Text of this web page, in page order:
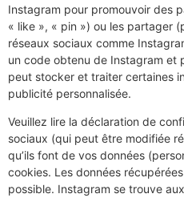
Instagram pour promouvoir des
« like », « pin ») ou les partager
réseaux sociaux comme
un code obtenu de Instagram et
peut stocker et traiter certaines
publicité personnalisée.
Veuillez lire la déclaration de
sociaux (qui peut être modifiée
qu’ils font de vos données
cookies. Les données
possible. Instagram se trouve